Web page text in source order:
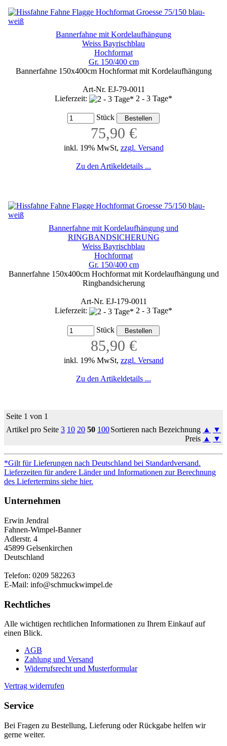
Bannerfahne mit Kordelaufhängung
Weiss Bayrischblau
Hochformat
Gr. 150/400 cm
Bannerfahne 150x400cm Hochformat mit Kordelaufhängung
Art-Nr. EJ-79-0011
Lieferzeit:
2 - 3 Tage*
Stück
75,90 €
inkl. 19% MwSt, zzgl. Versand
Zu den Artikeldetails ...
Bannerfahne mit Kordelaufhängung und
RINGBANDSICHERUNG
Weiss Bayrischblau
Hochformat
Gr. 150/400 cm
Bannerfahne 150x400cm Hochformat mit Kordelaufhängung und
Ringbandsicherung
Art-Nr. EJ-179-0011
Lieferzeit:
2 - 3 Tage*
Stück
85,90 €
inkl. 19% MwSt, zzgl. Versand
Zu den Artikeldetails ...
Seite 1 von 1
Artikel pro Seite 3 10 20 50 100Sortieren nach Bezeichnung ▲
▼
Preis ▲ ▼
*Gilt für Lieferungen nach Deutschland bei Standardversand.
Lieferzeiten für andere Länder und Informationen zur Berechnung
des Liefertermins siehe hier.
Unternehmen
Erwin Jendral
Fahnen-Wimpel-Banner
Adlerstr. 4
45899 Gelsenkirchen
Deutschland
Telefon: 0209 582263
E-Mail: info@schmuckwimpel.de
Rechtliches
Alle wichtigen rechtlichen Informationen zu Ihrem Einkauf auf
einen Blick.
AGB
Zahlung und Versand
Widerrufsrecht und Musterformular
Vertrag widerrufen
Service
Bei Fragen zu Bestellung, Lieferung oder Rückgabe helfen wir
gerne weiter.